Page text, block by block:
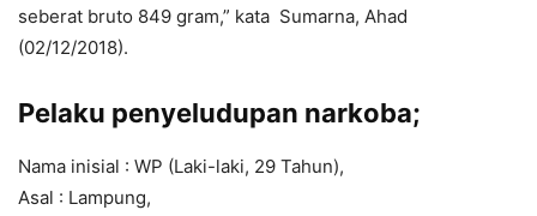
seberat bruto 849 gram,” kata Sumarna, Ahad
(02/12/2018).
Pelaku penyeludupan narkoba;
Nama inisial : WP (Laki-laki, 29 Tahun),
Asal : Lampung,